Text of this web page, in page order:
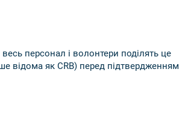
персонал і волонтери поділять це
відома як CRB) перед підтвердженням